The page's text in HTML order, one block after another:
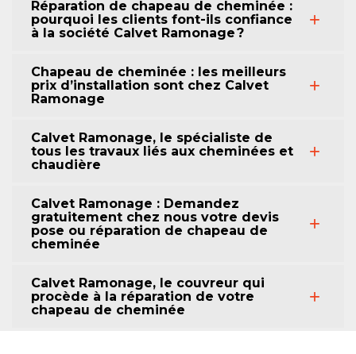
Réparation de chapeau de cheminée :
pourquoi les clients font-ils confiance
à la société Calvet Ramonage ?
Chapeau de cheminée : les meilleurs
prix d’installation sont chez Calvet
Ramonage
Calvet Ramonage, le spécialiste de
tous les travaux liés aux cheminées et
chaudière
Calvet Ramonage : Demandez
gratuitement chez nous votre devis
pose ou réparation de chapeau de
cheminée
Calvet Ramonage, le couvreur qui
procède à la réparation de votre
chapeau de cheminée